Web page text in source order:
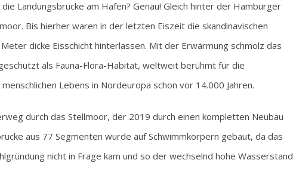
Landungsbrücke am Hafen? Genau! Gleich hinter der Hamburger
Bis hierher waren in der letzten Eiszeit die skandinavischen
dicke Eisschicht hinterlassen. Mit der Erwärmung schmolz das
als Fauna-Flora-Habitat, weltweit berühmt für die
Lebens in Nordeuropa schon vor 14.000 Jahren.
durch das Stellmoor, der 2019 durch einen kompletten Neubau
aus 77 Segmenten wurde auf Schwimmkörpern gebaut, da das
nicht in Frage kam und so der wechselnd hohe Wasserstand